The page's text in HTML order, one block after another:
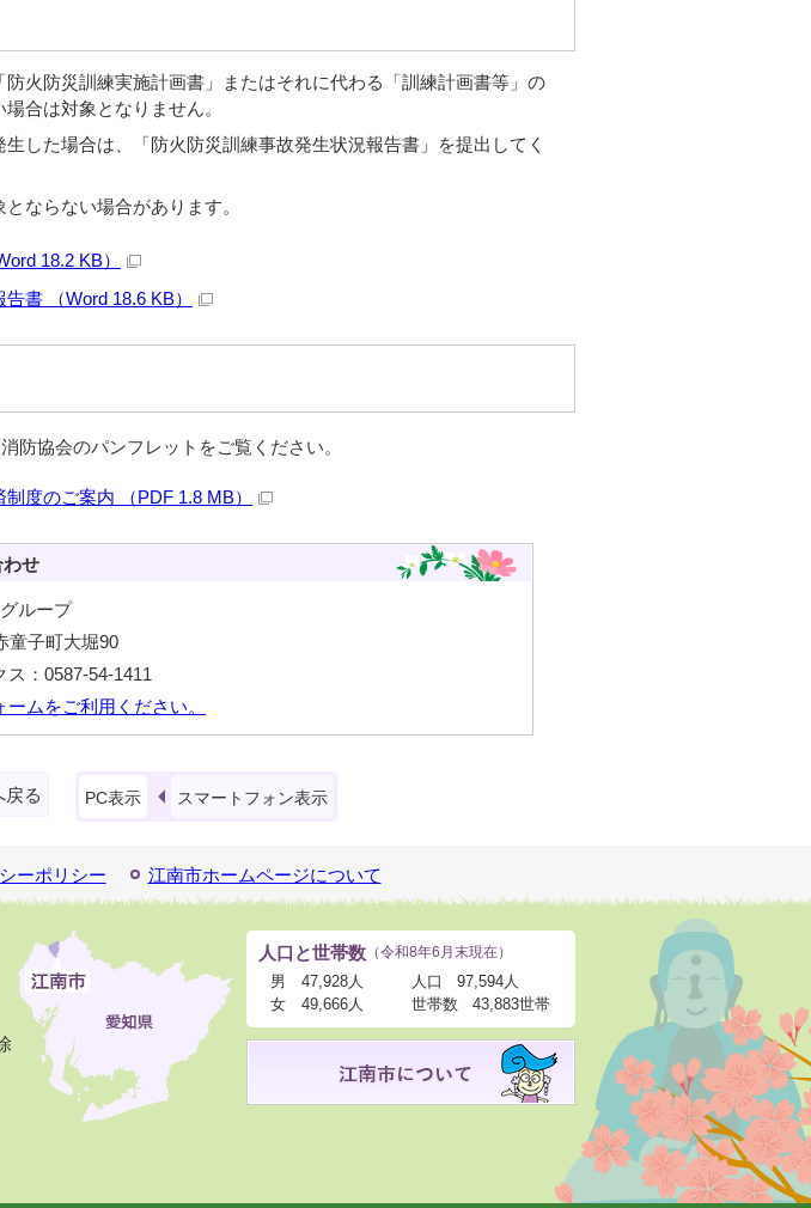
火防災訓練実施計画書」またはそれに代わる「訓練計画書等」の
合は対象となりません。
した場合は、「防火防災訓練事故発生状況報告書」を提出してく
ならない場合があります。
18.2 KB）
書 （Word 18.6 KB）
防協会のパンフレットをご覧ください。
度のご案内 （PDF 1.8 MB）
わせ
ループ
童子町大堀90
：0587-54-1411
ムをご利用ください。
戻る PC表示 スマートフォン表示
ーポリシー 江南市ホームページについて
人口と世帯数 （令和8年6月末現在）
男
47,928人
女
49,666人
人口
97,594人
世帯数
43,883世帯